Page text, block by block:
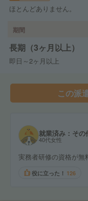
ほとんどありません。
期間
長期（3ヶ月以上）
即日～2ヶ月以上
この派
就業済み：そ
40代女性
実務者研修の資格が無
役に立った！ 126